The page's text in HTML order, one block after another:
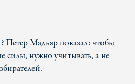
Мадьяр показал: чтобы
силы, нужно учитывать, а не